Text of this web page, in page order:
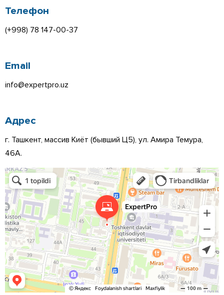
Телефон
(+998) 78 147-00-37
Email
info@expertpro.uz
Адрес
г. Ташкент, массив Киёт (бывший Ц5), ул. Амира Темура,
46А.